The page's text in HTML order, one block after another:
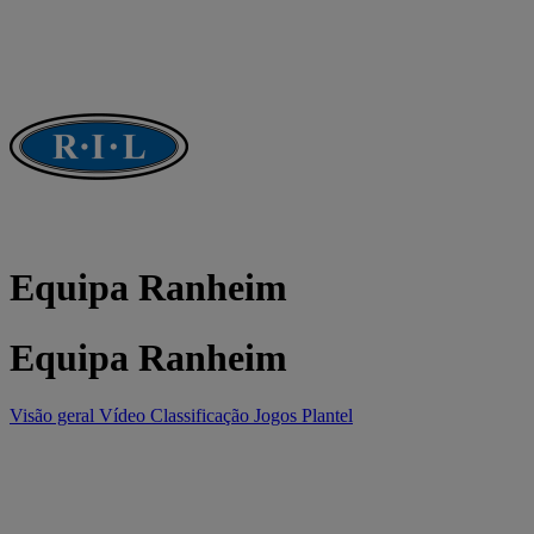
Equipa Ranheim
Equipa Ranheim
Visão geral Vídeo Classificação Jogos Plantel